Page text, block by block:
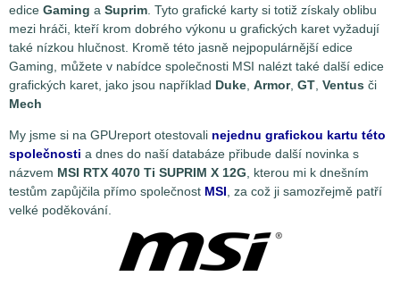
edice Gaming a Suprim. Tyto grafické karty si totiž získaly oblibu
mezi hráči, kteří krom dobrého výkonu u grafických karet vyžadují
také nízkou hlučnost. Kromě této jasně nejpopulárnější edice
Gaming, můžete v nabídce společnosti MSI nalézt také další edice
grafických karet, jako jsou například Duke, Armor, GT, Ventus či
Mech
My jsme si na GPUreport otestovali nejednu grafickou kartu této
společnosti a dnes do naší databáze přibude další novinka s
názvem MSI RTX 4070 Ti SUPRIM X 12G, kterou mi k dnešním
testům zapůjčila přímo společnost MSI, za což ji samozřejmě patří
velké poděkování.